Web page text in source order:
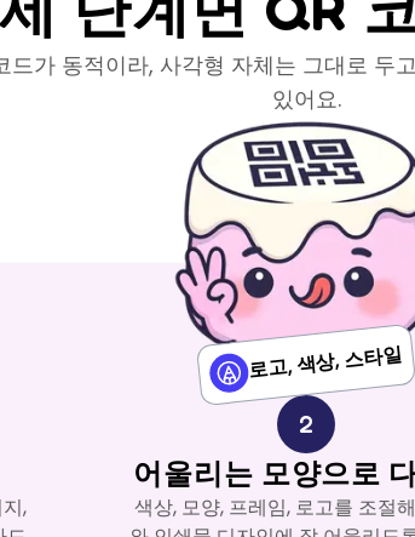
드가 동적이라, 사각형 자체는 그대로 두
있어요.
,
로고, 색상, 스타일
2
어울리는 모양으로
색상, 모양, 프레임, 로고를 조절